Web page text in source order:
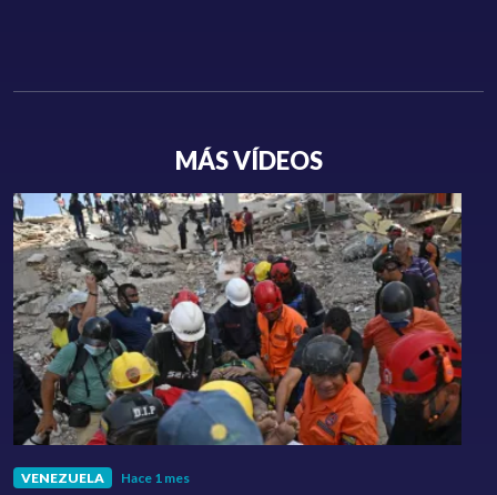
MÁS VÍDEOS
VENEZUELA Hace 1 mes